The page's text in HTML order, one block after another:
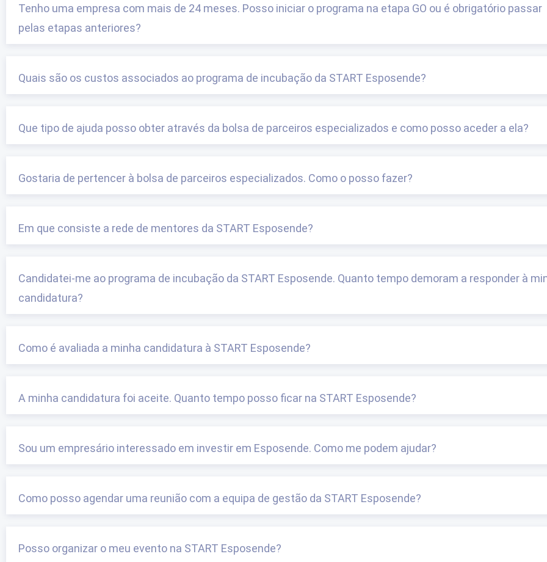
Tenho uma empresa com mais de 24 meses. Posso iniciar o programa na etapa GO ou é obrigatório passar
pelas etapas anteriores?
Quais são os custos associados ao programa de incubação da START Esposende?
Que tipo de ajuda posso obter através da bolsa de parceiros especializados e como posso aceder a ela?
Gostaria de pertencer à bolsa de parceiros especializados. Como o posso fazer?
Em que consiste a rede de mentores da START Esposende?
Candidatei-me ao programa de incubação da START Esposende. Quanto tempo demoram a responder à
candidatura?
Como é avaliada a minha candidatura à START Esposende?
A minha candidatura foi aceite. Quanto tempo posso ficar na START Esposende?
Sou um empresário interessado em investir em Esposende. Como me podem ajudar?
Como posso agendar uma reunião com a equipa de gestão da START Esposende?
Posso organizar o meu evento na START Esposende?